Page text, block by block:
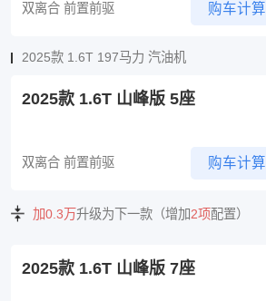
双离合 前置前驱 购车计算
2025款 1.6T 197马力 汽油机
2025款 1.6T 山峰版 5座
双离合 前置前驱 购车计算
加0.3万升级为下一款（增加2项配置）
2025款 1.6T 山峰版 7座